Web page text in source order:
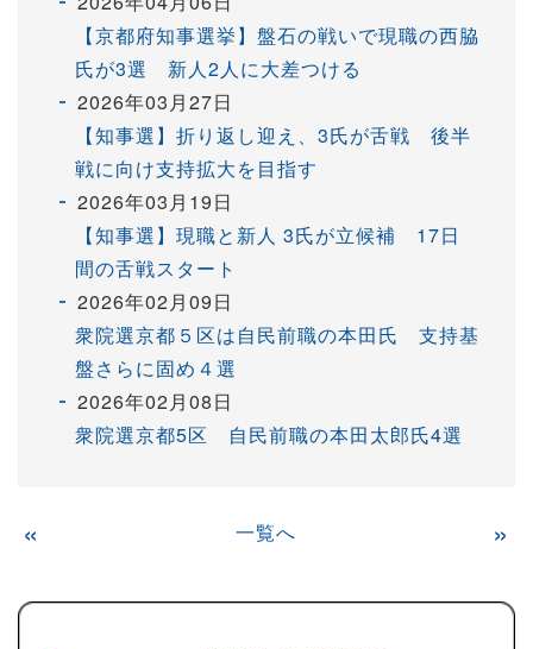
【京都府知事選挙】盤石の戦いで現職の西脇
氏が3選 新人2人に大差つける
2026年03月27日
【知事選】折り返し迎え、3氏が舌戦 後半
戦に向け支持拡大を目指す
2026年03月19日
【知事選】現職と新人 3氏が立候補 17日
間の舌戦スタート
2026年02月09日
衆院選京都５区は自民前職の本田氏 支持基
盤さらに固め４選
2026年02月08日
衆院選京都5区 自民前職の本田太郎氏4選
« 一覧へ